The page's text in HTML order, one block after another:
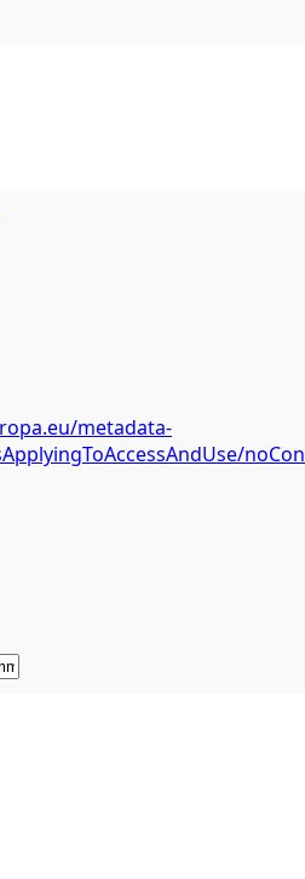
metadata-